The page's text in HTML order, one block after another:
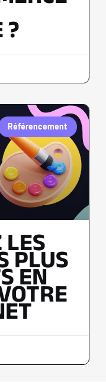
?
Référencement
LES
PLUS
EN